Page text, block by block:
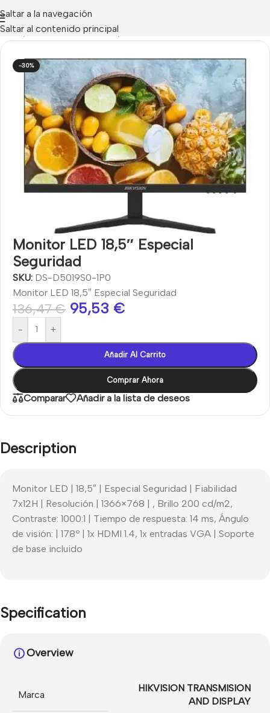
Saltar a la navegación
Saltar al contenido principal
Inicio ACCESORIOS CCTV
-30%
Monitor LED 18,5″ Especial
Seguridad
SKU: DS-D5019S0-1P0
Monitor LED 18,5″ Especial Seguridad
136,47€ 95,53 €
- +
Añadir Al Carrito
Comprar Ahora
Comparar Añadir a la lista de deseos
Description
Monitor LED | 18,5″ | Especial Seguridad | Fiabilidad
7x12H | Resolución | 1366×768 | , Brillo 200 cd/m2,
Contraste: 1000:1 | Tiempo de respuesta: 14 ms, Ángulo
de visión: | 178º | 1x HDMI 1.4, 1x entradas VGA | Soporte
de base incluido
Specification
Overview
Marca
HIKVISION TRANSMISION
AND DISPLAY